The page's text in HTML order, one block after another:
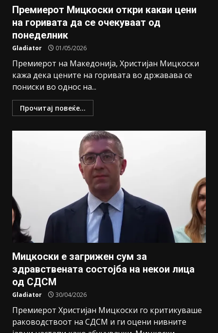
Премиерот Мицкоски откри какви цени
на горивата да се очекуваат од
понеделник
Gladiator 01/05/2026
Премиерот на Македонија, Христијан Мицкоски
кажа дека цените на горивата во државава се
пониски во однос на...
Прочитај повеќе...
Мицкоски е загрижен сум за
здравствената состојба на некои лица
од СДСМ
Gladiator 30/04/2026
Премиерот Христијан Мицкоски го критикуваше
раководствоот на СДСМ и ги оцени нивните